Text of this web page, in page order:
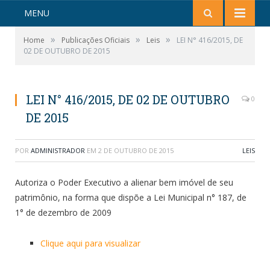
MENU
Home » Publicações Oficiais » Leis »
LEI N° 416/2015, DE
02 DE OUTUBRO DE 2015
LEI N° 416/2015, DE 02 DE OUTUBRO
DE 2015
0
POR ADMINISTRADOR EM 2 DE OUTUBRO DE 2015 LEIS
Autoriza o Poder Executivo a alienar bem imóvel de seu
patrimônio, na forma que dispõe a Lei Municipal n° 187, de
1° de dezembro de 2009
Clique aqui para visualizar